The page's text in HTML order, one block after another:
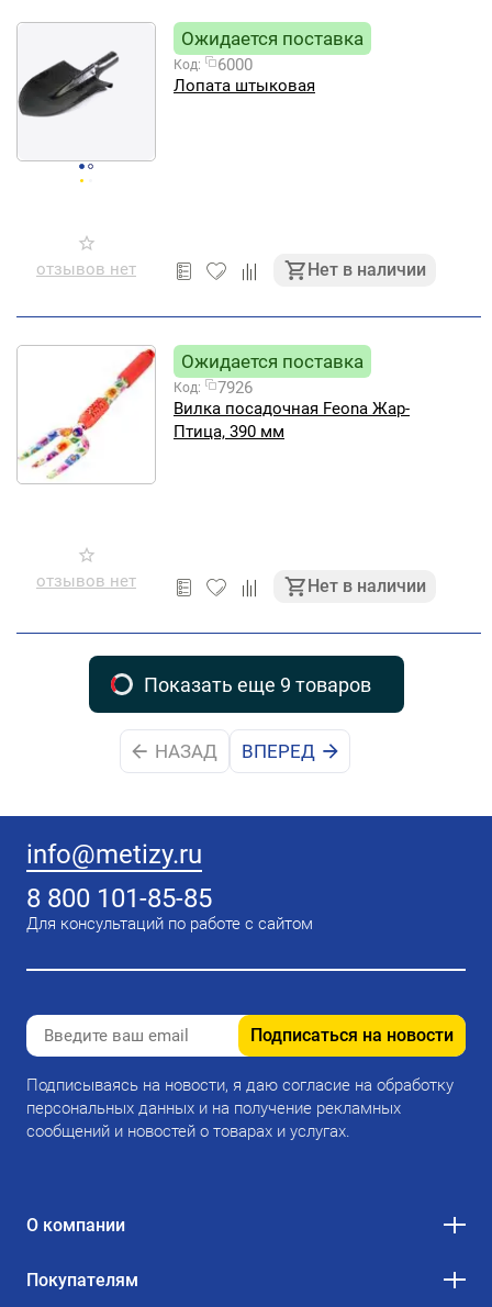
отзывов нет
Ожидается поставка
Код:
6000
Лопата штыковая
Нет в наличии
отзывов нет
Ожидается поставка
Код:
7926
Вилка посадочная Feona Жар-
Птица, 390 мм
Нет в наличии
Показать еще 9 товаров
НАЗАД ВПЕРЕД
info@metizy.ru
8 800 101-85-85
Для консультаций по работе с сайтом
Подписаться на новости
Подписываясь на новости, я даю согласие на обработку
персональных данных и на получение рекламных
сообщений и новостей о товарах и услугах.
О компании
Покупателям